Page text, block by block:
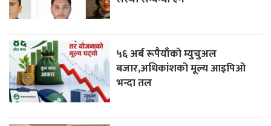
५६ अर्ब रूपैयाँकाे म्युचुअल
बजार,अधिकांशको मूल्य आइपिओ
भन्दा तल